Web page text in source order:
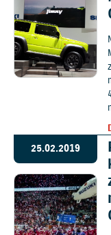
25.02.2019